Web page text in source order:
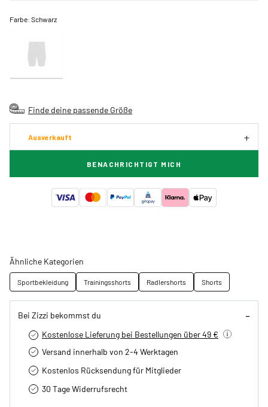
Farbe:Schwarz
Finde deine passende Größe
Ausverkauft
BENACHRICHTIGT MICH
Ähnliche Kategorien
Sportbekleidung Trainingsshorts Radlershorts Shorts
Bei Zizzi bekommst du
Kostenlose Lieferung bei Bestellungen über 49 €
Versand innerhalb von 2-4 Werktagen
Kostenlos Rücksendung für Mitglieder
30 Tage Widerrufsrecht